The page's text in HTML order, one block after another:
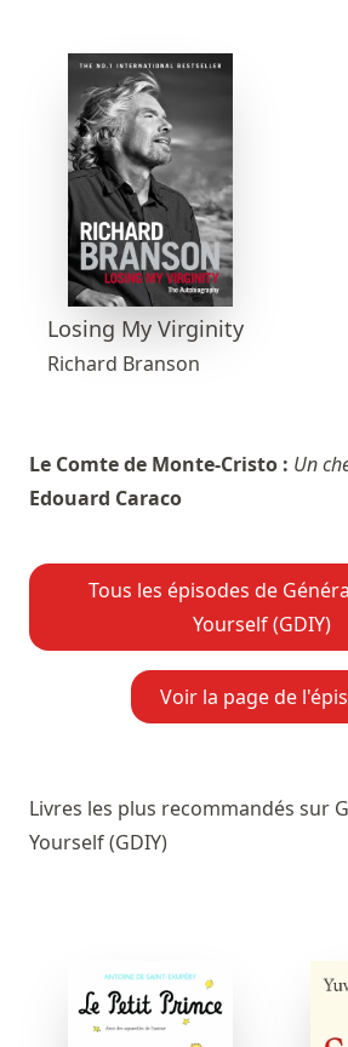
Losing My Virginity
Richard Branson
Le Comte de Monte-Cristo : Un
Edouard Caraco
Tous les épisodes de
Yourself (GDIY)
Voir la page de
Livres les plus recommandés sur
Yourself (GDIY)